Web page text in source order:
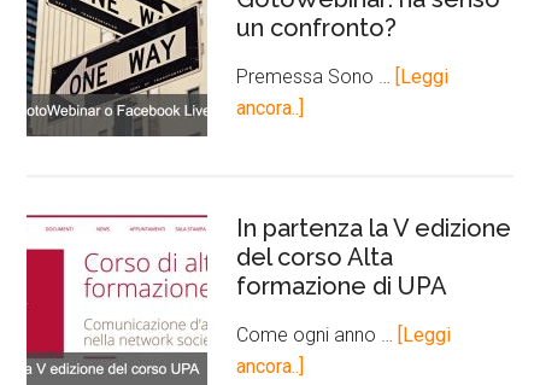
un confronto?
Premessa Sono … [Leggi
ancora..]
In partenza la V edizione
del corso Alta
formazione di UPA
Come ogni anno … [Leggi
ancora..]